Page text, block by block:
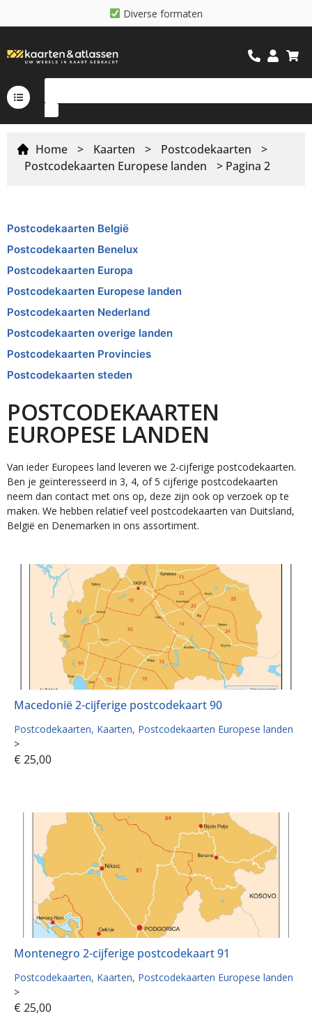
Diverse formaten
Home > Kaarten > Postcodekaarten
>
Postcodekaarten Europese landen
> Pagina 2
Postcodekaarten België
Postcodekaarten Benelux
Postcodekaarten Europa
Postcodekaarten Europese landen
Postcodekaarten Nederland
Postcodekaarten overige landen
Postcodekaarten Provincies
Postcodekaarten steden
POSTCODEKAARTEN
EUROPESE LANDEN
Van ieder Europees land leveren we 2-cijferige postcodekaarten.
Ben je geïnteresseerd in 3, 4, of 5 cijferige postcodekaarten
neem dan contact met ons op, deze zijn ook op verzoek op te
maken. We hebben relatief veel postcodekaarten van Duitsland,
België en Denemarken in ons assortiment.
Macedonië 2-cijferige postcodekaart 90
Postcodekaarten Kaarten Postcodekaarten Europese landen
>
€ 25,00
Montenegro 2-cijferige postcodekaart 91
Postcodekaarten Kaarten Postcodekaarten Europese landen
>
€ 25,00